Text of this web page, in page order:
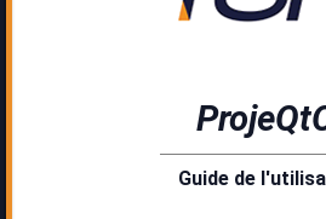
Guide de